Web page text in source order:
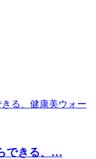
きる、 …